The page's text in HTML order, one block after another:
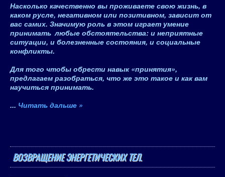
Насколько качественно вы проживаете свою жизнь, в
каком русле, негативном или позитивном, зависит от
вас самих. Значимую роль в этом играет умение
принимать любые обстоятельства: и неприятные
ситуации, и болезненные состояния, и социальные
конфликты.
Для того чтобы обрести навык «принятия»,
предлагаем разобраться, что же это такое и как вам
научиться принимать.
... Читать дальше »
ВОЗВРАЩЕНИЕ ЭНЕРГЕТИЧЕСКИХ ТЕЛ.